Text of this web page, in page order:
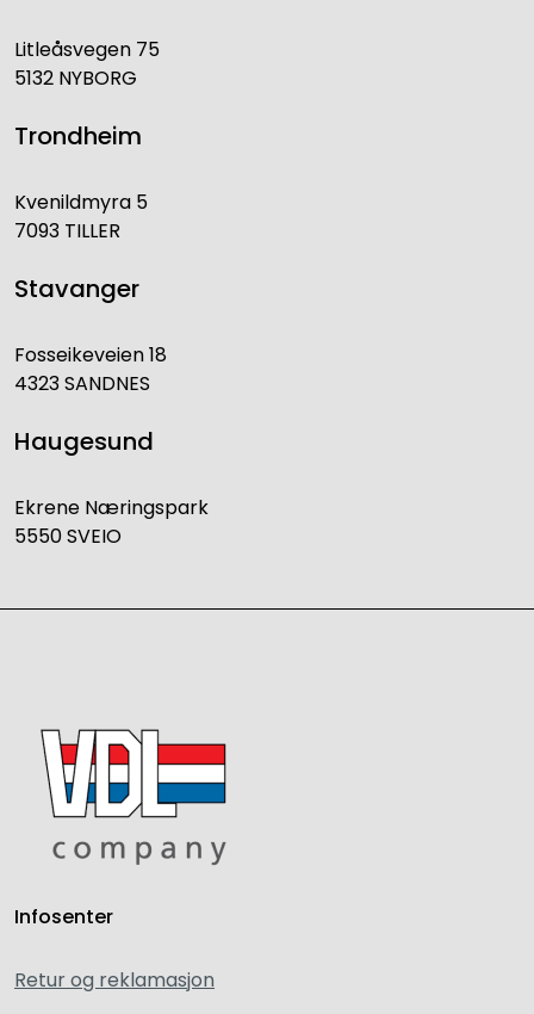
Litleåsvegen 75
5132 NYBORG
Trondheim
Kvenildmyra 5
7093 TILLER
Stavanger
Fosseikeveien 18
4323 SANDNES
Haugesund
Ekrene Næringspark
5550 SVEIO
Infosenter
Retur og reklamasjon